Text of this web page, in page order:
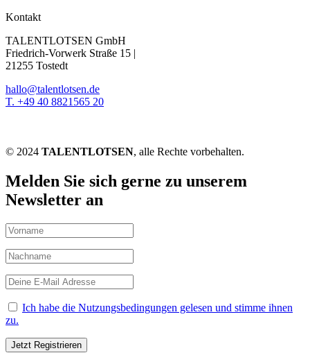
Kontakt
TALENTLOTSEN GmbH
Friedrich-Vorwerk Straße 15 |
21255 Tostedt
hallo@talentlotsen.de
T. +49 40 8821565 20
© 2024 TALENTLOTSEN, alle Rechte vorbehalten.
Melden Sie sich gerne zu unserem
Newsletter an
Ich habe die Nutzungsbedingungen gelesen und stimme ihnen
zu.